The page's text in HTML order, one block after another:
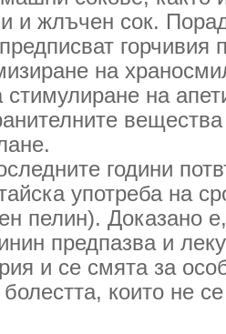
и жлъчен сок.
горчивия
на
стимулиране на
години
употреба на
пелин). Доказано
предпазва и
и се смята за
които не